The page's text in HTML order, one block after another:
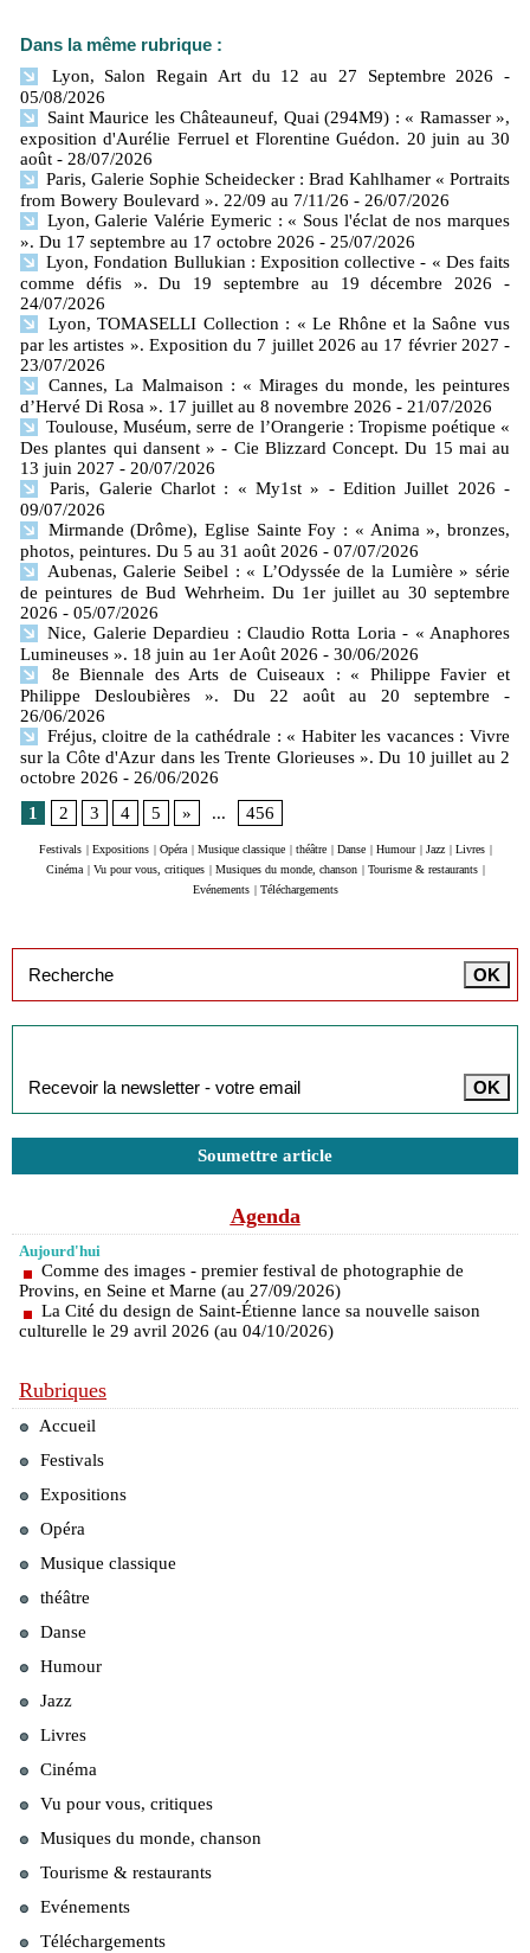
Dans la même rubrique :
Lyon, Salon Regain Art du 12 au 27 Septembre 2026
-
05/08/2026
Saint Maurice les Châteauneuf, Quai (294M9) : « Ramasser »,
exposition d'Aurélie Ferruel et Florentine Guédon. 20 juin au 30
août - 28/07/2026
Paris, Galerie Sophie Scheidecker : Brad Kahlhamer « Portraits
from Bowery Boulevard ». 22/09 au 7/11/26 - 26/07/2026
Lyon, Galerie Valérie Eymeric : « Sous l'éclat de nos marques
». Du 17 septembre au 17 octobre 2026 - 25/07/2026
Lyon, Fondation Bullukian : Exposition collective - « Des faits
comme défis ». Du 19 septembre au 19 décembre 2026
-
24/07/2026
Lyon, TOMASELLI Collection : « Le Rhône et la Saône vus
par les artistes ». Exposition du 7 juillet 2026 au 17 février 2027 -
23/07/2026
Cannes, La Malmaison : « Mirages du monde, les peintures
d’Hervé Di Rosa ». 17 juillet au 8 novembre 2026 - 21/07/2026
Toulouse, Muséum, serre de l’Orangerie : Tropisme poétique «
Des plantes qui dansent » - Cie Blizzard Concept. Du 15 mai au
13 juin 2027 - 20/07/2026
Paris, Galerie Charlot : « My1st » - Edition Juillet 2026 -
09/07/2026
Mirmande (Drôme), Eglise Sainte Foy : « Anima », bronzes,
photos, peintures. Du 5 au 31 août 2026 - 07/07/2026
Aubenas, Galerie Seibel : « L’Odyssée de la Lumière » série
de peintures de Bud Wehrheim. Du 1er juillet au 30 septembre
2026 - 05/07/2026
Nice, Galerie Depardieu : Claudio Rotta Loria - « Anaphores
Lumineuses ». 18 juin au 1er Août 2026 - 30/06/2026
8e Biennale des Arts de Cuiseaux : « Philippe Favier et
Philippe Desloubières ». Du 22 août au 20 septembre
-
26/06/2026
Fréjus, cloitre de la cathédrale : « Habiter les vacances : Vivre
sur la Côte d'Azur dans les Trente Glorieuses ». Du 10 juillet au 2
octobre 2026 - 26/06/2026
1
2 3 4 5 » ... 456
Festivals Expositions Opéra Musique classique théâtre Danse Humour Jazz Livres
Cinéma
Vu pour vous, critiques Musiques du monde, chanson Tourisme & restaurants
Evénements
Téléchargements
Soumettre article
Agenda
Aujourd'hui
Comme des images - premier festival de photographie de
Provins, en Seine et Marne (au 27/09/2026)
La Cité du design de Saint-Étienne lance sa nouvelle saison
culturelle le 29 avril 2026 (au 04/10/2026)
Rubriques
Accueil
Festivals
Expositions
Opéra
Musique classique
théâtre
Danse
Humour
Jazz
Livres
Cinéma
Vu pour vous, critiques
Musiques du monde, chanson
Tourisme & restaurants
Evénements
Téléchargements